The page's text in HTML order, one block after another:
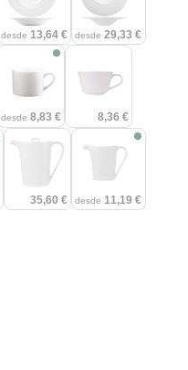
desde 13,64 € desde29,33 €
desde 8,83 € 8,36 €
35,60 € desde 11,19 €